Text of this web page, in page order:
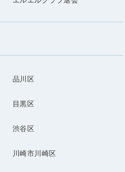
品川区
目黒区
渋谷区
川崎市川崎区